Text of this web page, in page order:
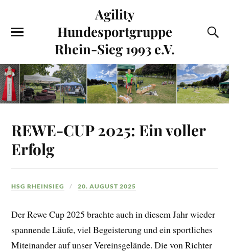
Agility
Hundesportgruppe
Rhein-Sieg 1993 e.V.
REWE-CUP 2025: Ein voller
Erfolg
HSG RHEINSIEG 20. AUGUST 2025
Der Rewe Cup 2025 brachte auch in diesem Jahr wieder
spannende Läufe, viel Begeisterung und ein sportliches
Miteinander auf unser Vereinsgelände. Die von Richter